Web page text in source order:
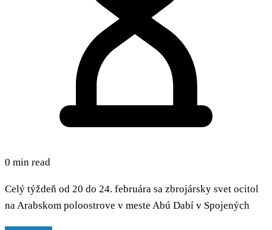
0 min read
Celý týždeň od 20 do 24. februára sa zbrojársky svet ocitol
na Arabskom poloostrove v meste Abú Dabí v Spojených